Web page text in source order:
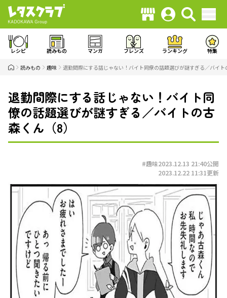
レシピ 読みもの マンガ フレンズ ランキング 特集
読みもの 趣味 退勤間際にする話じゃない！バイト同僚の話題選びが謎すぎる／バイ
退勤間際にする話じゃない！バイト同
僚の話題選びが謎すぎる／バイトの古
森くん（8）
#趣味2023.12.13 21:40公開
2023.12.22 11:31更新